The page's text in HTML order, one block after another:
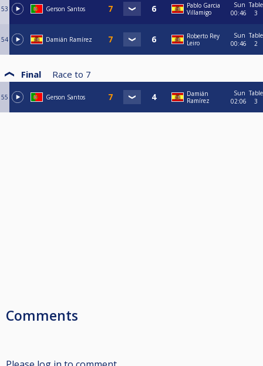
53 Gerson Santos
Pablo Garcia
Villamigo
Sun
00:46
Table
3
54 Damián Ramírez
Roberto Rey
Leiro
Sun
00:46
Table
2
Final Race to 7
55 Gerson Santos
Damián
Ramírez
Sun
02:06
Table
3
Comments